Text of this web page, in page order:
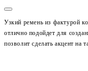
Узкий ремень из фактурой
отлично подойдет для
позволит сделать акцент на